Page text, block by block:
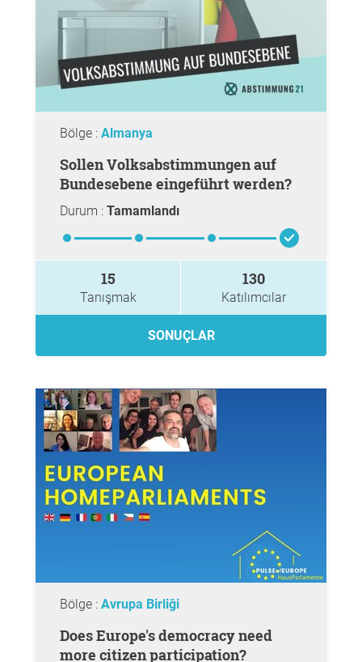
Bölge : Almanya
Sollen Volksabstimmungen auf
Bundesebene eingeführt werden?
Durum : Tamamlandı
15
Tanışmak
130
Katılımcılar
SONUÇLAR
Bölge : Avrupa Birliği
Does Europe's democracy need
more citizen participation?